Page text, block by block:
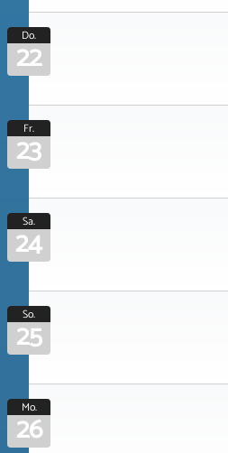
Do.
22
Fr.
23
Sa.
24
So.
25
Mo.
26